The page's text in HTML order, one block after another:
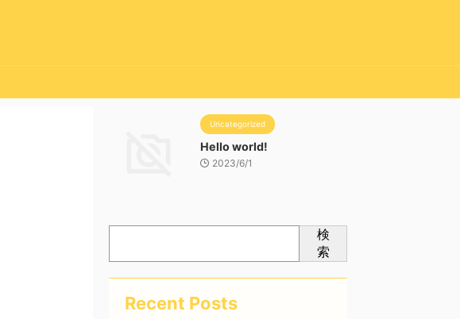
Uncategorized
Hello world!
2023/6/1
検
索
Recent Posts